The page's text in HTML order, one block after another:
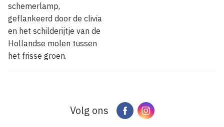
schemerlamp,
geflankeerd door de clivia
en het schilderijtje van de
Hollandse molen tussen
het frisse groen.
Volg ons FacebookInstagram